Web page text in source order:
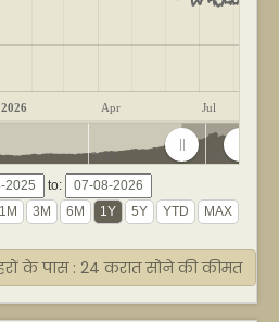
2026 Apr Jul
2024 2026
to:
के पास : 24 करात सोने की कीमत